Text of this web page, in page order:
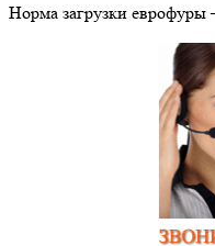
Норма загрузки еврофуры